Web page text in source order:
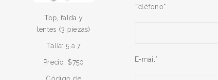
Top, falda y
lentes (3 piezas)
Talla: 5 a 7
Precio: $750
Teléfono*
E-mail*